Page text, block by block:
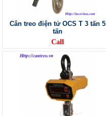
Cân treo điện tử OCS T 3 tấn 5
tấn
Call